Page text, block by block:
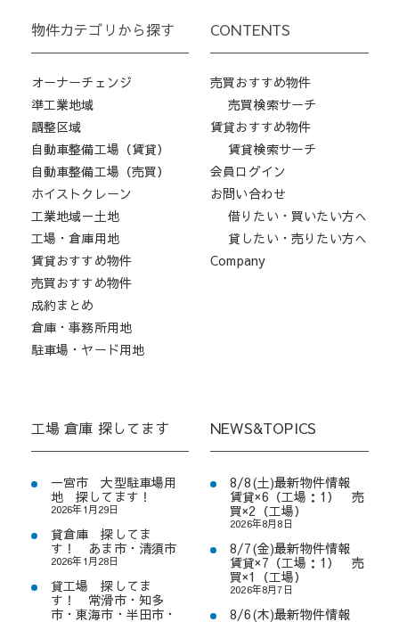
物件カテゴリから探す
オーナーチェンジ
準工業地域
調整区域
自動車整備工場（賃貸）
自動車整備工場（売買）
ホイストクレーン
工業地域－土地
工場・倉庫用地
賃貸おすすめ物件
売買おすすめ物件
成約まとめ
倉庫・事務所用地
駐車場・ヤード用地
CONTENTS
売買おすすめ物件
売買検索サーチ
賃貸おすすめ物件
賃貸検索サーチ
会員ログイン
お問い合わせ
借りたい・買いたい方へ
貸したい・売りたい方へ
Company
工場 倉庫 探してます
一宮市 大型駐車場用
地 探してます！
2026年1月29日
貸倉庫 探してま
す！ あま市・清須市
2026年1月28日
貸工場 探してま
す！ 常滑市・知多
市・東海市・半田市・
NEWS&TOPICS
8/8(土)最新物件情報
賃貸×6（工場：1） 売
買×2（工場）
2026年8月8日
8/7(金)最新物件情報
賃貸×7（工場：1） 売
買×1（工場）
2026年8月7日
8/6(木)最新物件情報